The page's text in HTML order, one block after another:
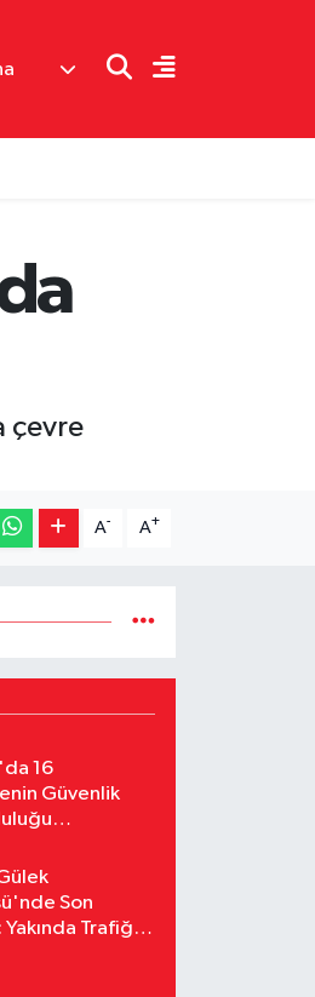
çevre
A- A+
16
Güvenlik
Son
Yakında Trafiğe